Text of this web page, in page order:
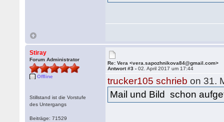
Stiray
Forum Administrator
Offline
Stillstand ist die Vorstufe
des Untergangs
Beiträge: 71529
Re: Vera <vera.sapozhnikova84@gmail.com>
Antwort #3 -02. April 2017 um 17:44
trucker105 schrieb on 31.
Mail und Bild schon